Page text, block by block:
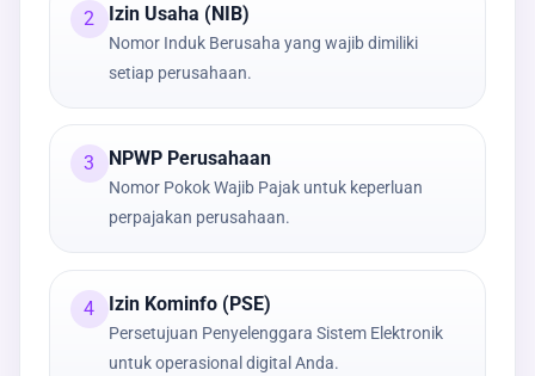
2 Izin Usaha (NIB)
Nomor Induk Berusaha yang wajib dimiliki
setiap perusahaan.
3 NPWP Perusahaan
Nomor Pokok Wajib Pajak untuk keperluan
perpajakan perusahaan.
4 Izin Kominfo (PSE)
Persetujuan Penyelenggara Sistem Elektronik
untuk operasional digital Anda.